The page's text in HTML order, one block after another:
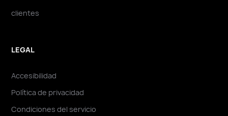
clientes
LEGAL
Accesibilidad
Política de privacidad
Condiciones del servicio